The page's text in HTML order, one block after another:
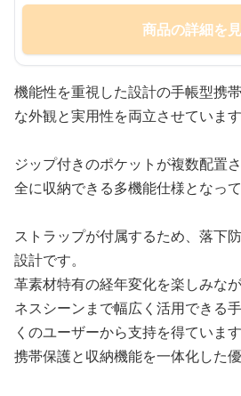
商品の詳細を
機能性を重視した設計の手帳型携
な外観と実用性を両立させています
ジップ付きのポケットが複数配置
全に収納できる多機能仕様となって
ストラップが付属するため、落下
設計です。
革素材特有の経年変化を楽しみな
ネスシーンまで幅広く活用できる
くのユーザーから支持を得ています
携帯保護と収納機能を一体化した優